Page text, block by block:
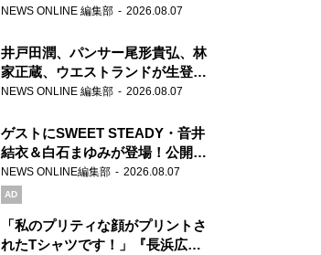
ま」、芝大神宮にてランパンプス
NEWS ONLINE 編集部 2026.08.07
井戸田潤、パンサー尾形貴弘、林
家正蔵、ウエストランドが生登
場！『ラジオビバリー昼ズ』
NEWS ONLINE 編集部 2026.08.07
ゲストにSWEET STEADY・音井
結衣＆白石まゆみが登場！公開収
録で素顔全開！
NEWS ONLINE編集部 2026.08.07
「私のプリティな顔がプリントさ
れたTシャツです！」『長浜広奈